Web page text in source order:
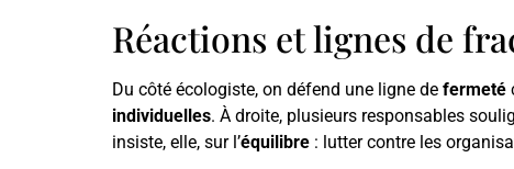
Réactions et lignes de
Du côté écologiste, on défend une ligne de fermeté
individuelles. À droite, plusieurs responsables
insiste, elle, sur l’équilibre : lutter contre les